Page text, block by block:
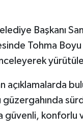
Başkanı
Tohma
açıklamalarda
güvenli,